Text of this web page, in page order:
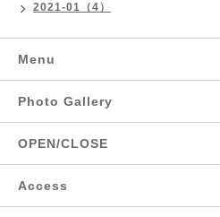
2021-01（4）
Menu
Photo Gallery
OPEN/CLOSE
Access